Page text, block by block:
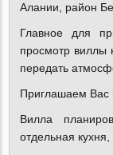
Алании, район
Главное для
просмотр виллы
передать
Приглашаем Вас
Вилла
отдельная